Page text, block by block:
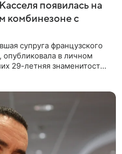
появилась на
комбинезоне с
супруга французского
опубликовала в личном
29-летняя знаменитость